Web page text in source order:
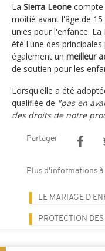
La Sierra Leone compte
moitié avant l'âge de
unies pour l'enfance. La
été l'une des
également un meilleur
de soutien pour les
Lorsqu'elle a été
qualifiée de "pas en
des droits de notre
Partager
Plus d'informations à
LE MARIAGE
PROTECTION